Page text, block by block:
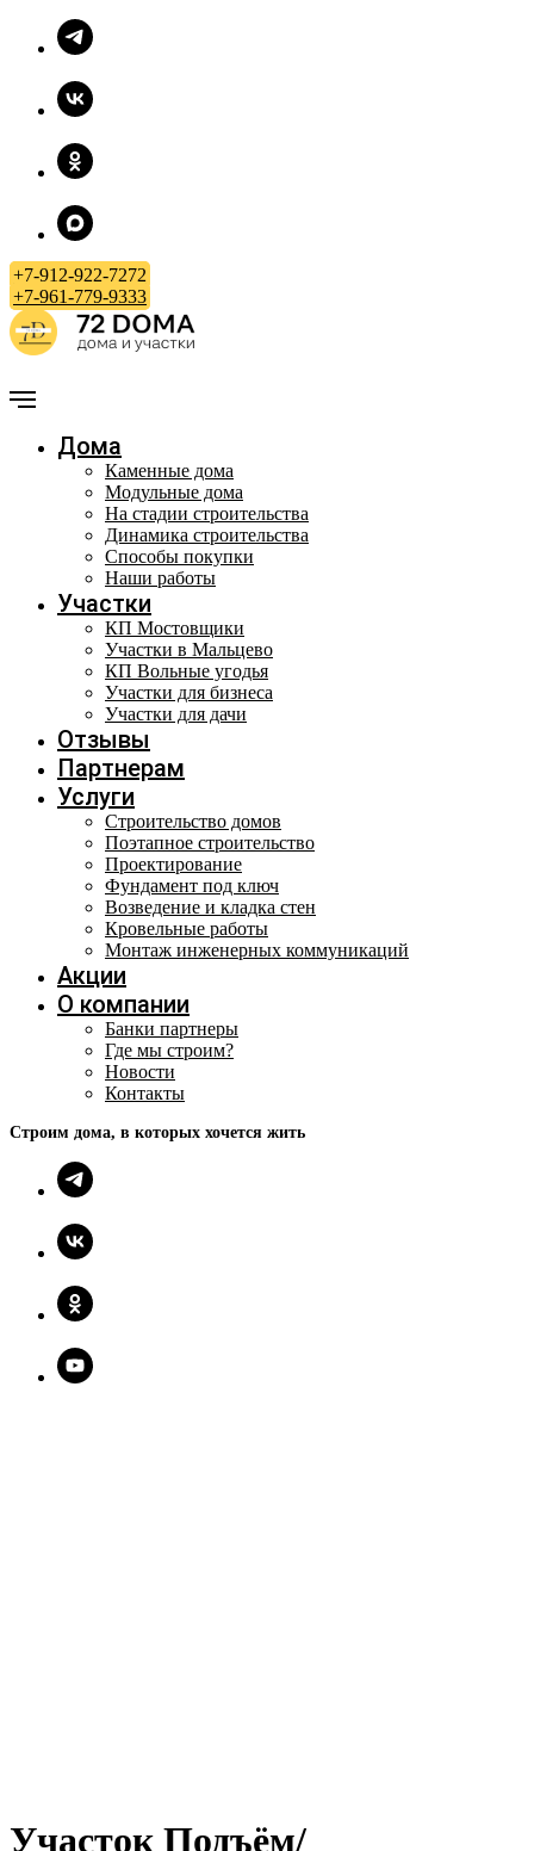
+7-912-922-7272
+7-961-779-9333
Дома
Каменные дома
Модульные дома
На стадии строительства
Динамика строительства
Способы покупки
Наши работы
Участки
КП Мостовщики
Участки в Мальцево
КП Вольные угодья
Участки для бизнеса
Участки для дачи
Отзывы
Партнерам
Услуги
Строительство домов
Поэтапное строительство
Проектирование
Фундамент под ключ
Возведение и кладка стен
Кровельные работы
Монтаж инженерных коммуникаций
Акции
О компании
Банки партнеры
Где мы строим?
Новости
Контакты
Строим дома, в которых хочется жить
Участок Подъём/